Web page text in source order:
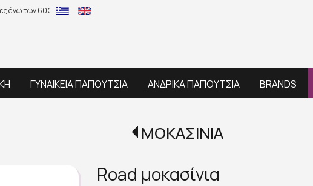
άνω των 60€
ΓΥΝΑΙΚΕΙΑ ΠΑΠΟΥΤΣΙΑ ΑΝΔΡΙΚΑ ΠΑΠΟΥΤΣΙΑ BRANDS
ΜΟΚΑΣΙΝΙΑ
Road μοκασίνια